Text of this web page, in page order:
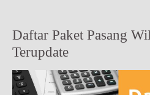
Daftar Paket Pasang
Terupdate